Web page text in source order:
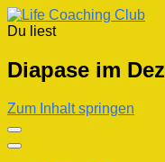
Du liest
Diapase im
Zum Inhalt springen